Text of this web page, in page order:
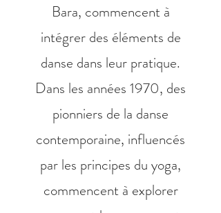
Bara, commencent à
intégrer des éléments de
danse dans leur pratique.
Dans les années 1970, des
pionniers de la danse
contemporaine, influencés
par les principes du yoga,
commencent à explorer